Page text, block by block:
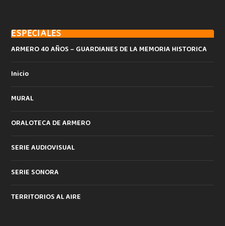
ESPECIALES
ARMERO 40 AÑOS – GUARDIANES DE LA MEMORIA HISTORICA
Inicio
MURAL
ORALOTECA DE ARMERO
SERIE AUDIOVISUAL
SERIE SONORA
TERRITORIOS AL AIRE